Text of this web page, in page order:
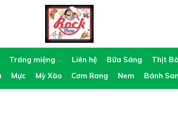
Tráng miệng Liên hệ Bữa Sáng Thịt
Mực Mỳ Xào Cơm Rang Nem Bánh